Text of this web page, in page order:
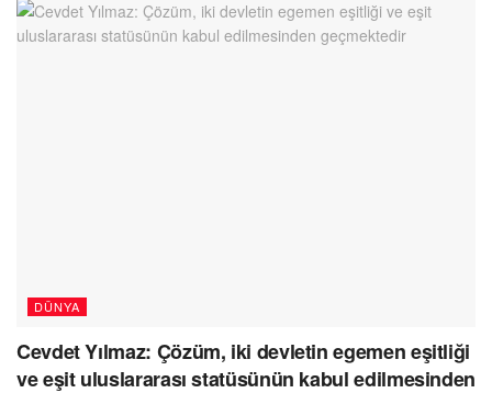
DÜNYA
Cevdet Yılmaz: Çözüm, iki devletin egemen eşitliği
ve eşit uluslararası statüsünün kabul edilmesinden